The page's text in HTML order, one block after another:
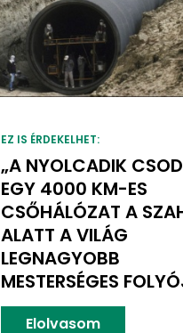
EZ IS ÉRDEKELHET:
„A NYOLCADIK
EGY 4000 KM-ES
CSŐHÁLÓZAT A
ALATT A VILÁG
LEGNAGYOBB
MESTERSÉGES
Elolvasom